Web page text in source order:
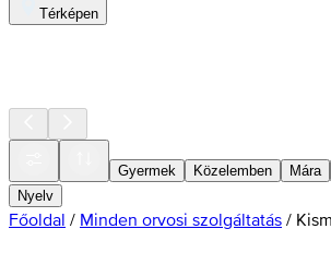
Térképen
Gyermek Közelemben Mára
Nyelv
Főoldal / Minden orvosi szolgáltatás /